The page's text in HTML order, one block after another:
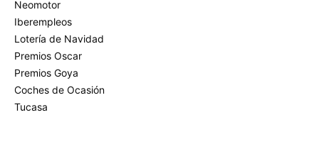
Neomotor
Iberempleos
Lotería de Navidad
Premios Oscar
Premios Goya
Coches de Ocasión
Tucasa